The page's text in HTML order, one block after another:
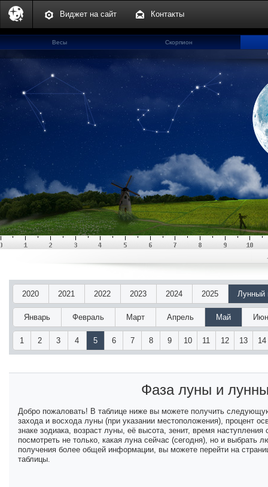
Виджет на сайт Контакты
Весы
Скорпион
2020 2021 2022 2023 2024 2025 Лунный
Январь Февраль Март Апрель Май
1 2 3 4 5 6 7 8 9 10 11 12 13 14
Фаза луны и
Добро пожаловать! В таблице ниже вы можете получить
захода и восхода луны (при указании местоположения), процент
знаке зодиака, возраст луны, её высота, зенит, время
посмотреть не только, какая луна сейчас (сегодня), но и
получения более общей информации, вы можете перейти на
таблицы.